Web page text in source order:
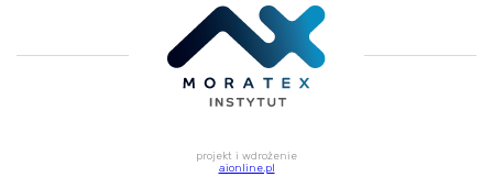
projekt i wdrożenie
aionline.pl